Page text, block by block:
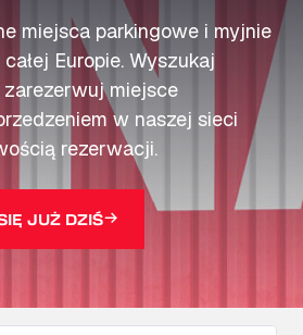
miejsca parkingowe i myjnie
Europie. Wyszukaj
zarezerwuj miejsce
w naszej sieci
rezerwacji.
JUŻ DZIŚ